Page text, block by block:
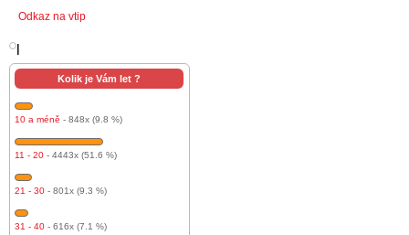
Odkaz na vtip
Kolik je Vám let ?
10 a méně - 848x (9.8 %)
11 - 20 - 4443x (51.6 %)
21 - 30 - 801x (9.3 %)
31 - 40 - 616x (7.1 %)